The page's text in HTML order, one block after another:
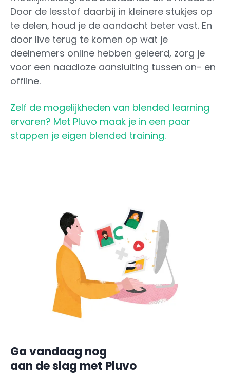
Door de lesstof daarbij in kleinere stukjes op
te delen, houd je de aandacht beter vast. En
door live terug te komen op wat je
deelnemers online hebben geleerd, zorg je
voor een naadloze aansluiting tussen on- en
offline.
Zelf de mogelijkheden van blended learning
ervaren? Met Pluvo maak je in een paar
stappen je eigen blended training.
Ga vandaag nog
aan de slag met Pluvo